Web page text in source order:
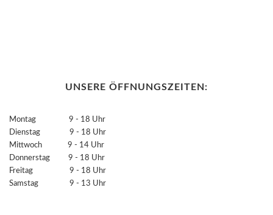
UNSERE ÖFFNUNGSZEITEN:
Montag 9 - 18 Uhr
Dienstag 9 - 18 Uhr
Mittwoch 9 - 14 Uhr
Donnerstag 9 - 18 Uhr
Freitag 9 - 18 Uhr
Samstag 9 - 13 Uhr